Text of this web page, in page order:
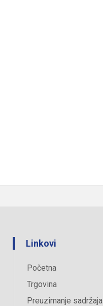
Linkovi
Početna
Trgovina
Preuzimanje sadržaja